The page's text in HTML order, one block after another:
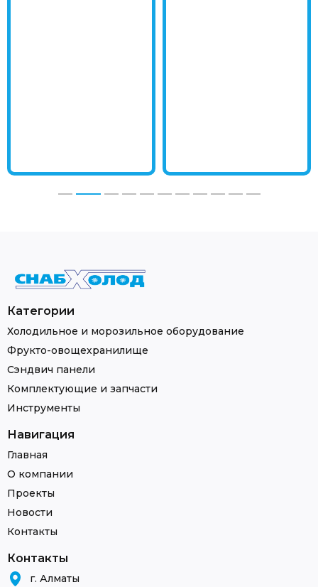
Категории
Холодильное и морозильное оборудование
Фрукто-овощехранилище
Сэндвич панели
Комплектующие и запчасти
Инструменты
Навигация
Главная
О компании
Проекты
Новости
Контакты
Контакты
г. Алматы